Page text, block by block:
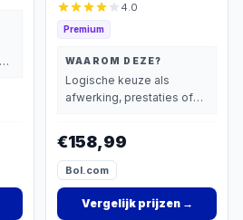
4.0
Premium
WAAROM DEZE?
Logische keuze als
afwerking, prestaties of
€158,99
Bol.com
Vergelijk prijzen→